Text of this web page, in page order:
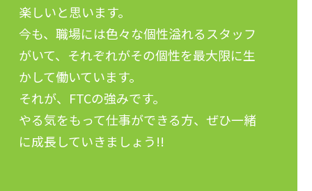
楽しいと思います。
今も、職場には色々な個性溢れるスタッフ
がいて、それぞれがその個性を最大限に生
かして働いています。
それが、FTCの強みです。
やる気をもって仕事ができる方、ぜひ一緒
に成長していきましょう!!